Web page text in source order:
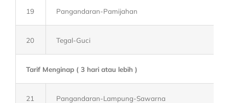
19 Pangandaran-Pamijahan
20 Tegal-Guci
Tarif Menginap ( 3 hari atau lebih )
21 Pangandaran-Lampung-Sawarna